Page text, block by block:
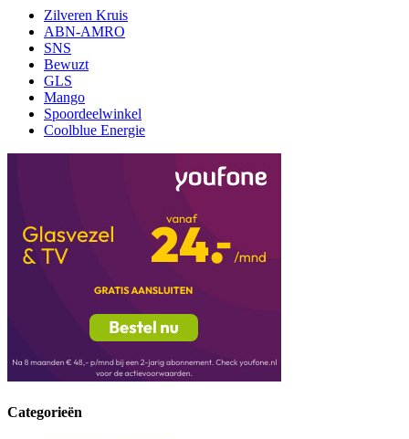
Zilveren Kruis
ABN-AMRO
SNS
Bewuzt
GLS
Mango
Spoordeelwinkel
Coolblue Energie
Categorieën